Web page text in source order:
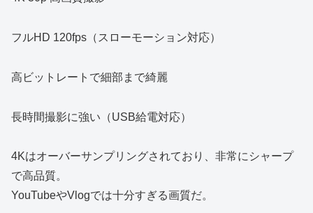
フルHD 120fps（スローモーション対応）
高ビットレートで細部まで綺麗
長時間撮影に強い（USB給電対応）
4Kはオーバーサンプリングされており、非常にシャープ
で高品質。
YouTubeやVlogでは十分すぎる画質だ。